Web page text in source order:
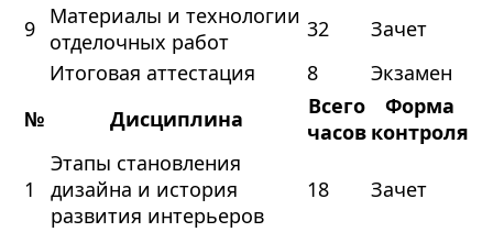
9 Материалы и технологии
отделочных работ
32
Зачет
Итоговая аттестация
8
Экзамен
№
Дисциплина
Всего
часов
Форма
контроля
1
Этапы становления
дизайна и история
развития интерьеров
18 Зачет